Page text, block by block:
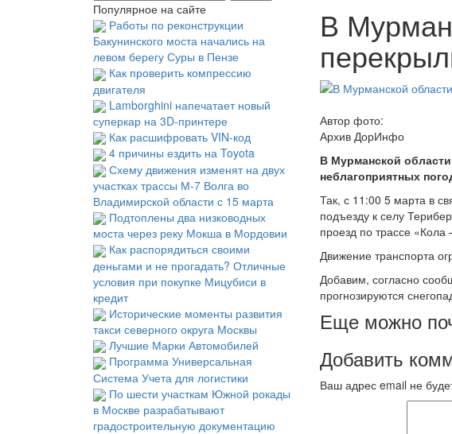
В
Автор фото:
Архив ДорИнфо
В Мурманской
неблагоприятных
Так, с 11:00 5 марта в
подъезду к селу
проезд по трассе
Движение транспорта
Добавим, согласно
прогнозируются
Еще можно
Добавить
Ваш адрес email не
Популярное на сайте
Работы по реконструкции
Бакунинского моста начались на
левом берегу Суры в Пензе
Как проверить компрессию
двигателя
Lamborghini напечатает новый
суперкар на 3D-принтере
Как расшифровать VIN-код
4 причины ездить на Toyota
Схему движения изменят на двух
участках трассы М-7 Волга во
Владимирской области с 15 марта
Подтоплены два низководных
моста через реку Мокша в Мордовии
Как распорядиться своими
деньгами и не прогадать? Отличные
условия при покупке Мицубиси в
кредит
Исторические моменты развития
такси северного округа Москвы
Лучшие Марки Автомобилей
Программа Универсальная
Система Учета для логистики
По шести участкам Южной рокады
в Москве разрабатывают
градостроительную документацию